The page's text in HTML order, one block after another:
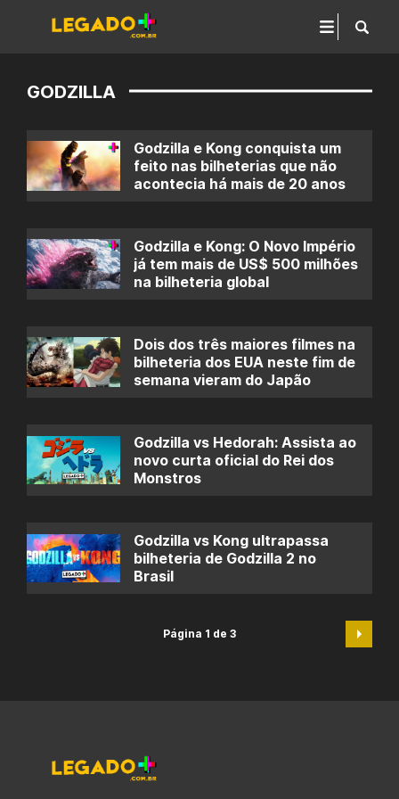
GODZILLA
Godzilla e Kong conquista um
feito nas bilheterias que não
acontecia há mais de 20 anos
Godzilla e Kong: O Novo Império
já tem mais de US$ 500 milhões
na bilheteria global
Dois dos três maiores filmes na
bilheteria dos EUA neste fim de
semana vieram do Japão
Godzilla vs Hedorah: Assista ao
novo curta oficial do Rei dos
Monstros
Godzilla vs Kong ultrapassa
bilheteria de Godzilla 2 no
Brasil
Página 1 de 3